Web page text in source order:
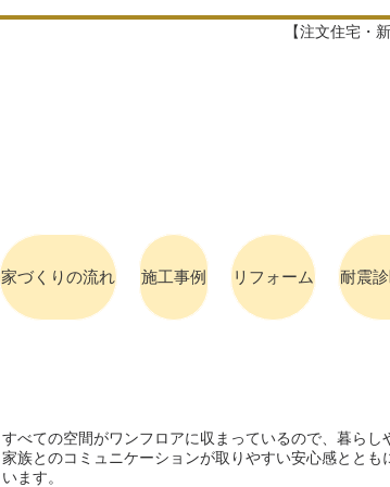
【注文住宅・
家づくりの流れ 施工事例 リフォーム 耐震
すべての空間がワンフロアに収まっているので、暮らし
家族とのコミュニケーションが取りやすい安心感とと
います。